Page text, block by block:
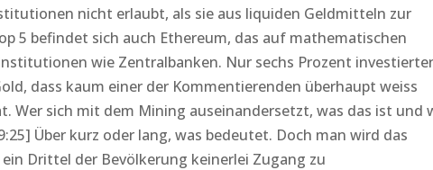
nicht erlaubt, als sie aus liquiden Geldmitteln zur
5 befindet sich auch Ethereum, das auf mathematischen
wie Zentralbanken. Nur sechs Prozent
dass kaum einer der Kommentierenden überhaupt weiss
Wer sich mit dem Mining auseinandersetzt, was das ist und
Über kurz oder lang, was bedeutet. Doch man wird das
Drittel der Bevölkerung keinerlei Zugang zu